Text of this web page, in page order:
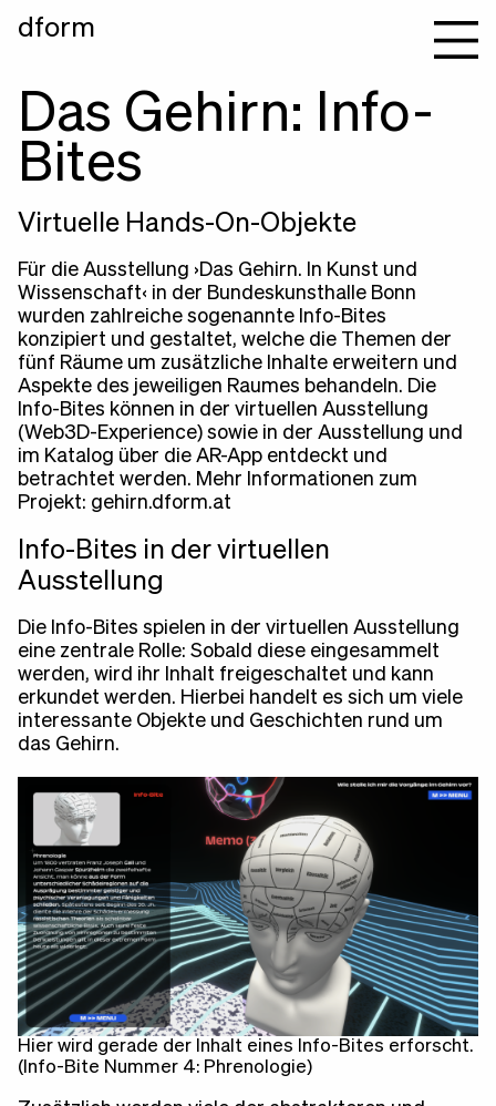
dform
Das Gehirn: Info-
Bites
Virtuelle Hands-On-Objekte
Für die Ausstellung ›Das Gehirn. In Kunst und
Wissenschaft‹ in der Bundeskunsthalle Bonn
wurden zahlreiche sogenannte Info-Bites
konzipiert und gestaltet, welche die Themen der
fünf Räume um zusätzliche Inhalte erweitern und
Aspekte des jeweiligen Raumes behandeln. Die
Info-Bites können in der virtuellen Ausstellung
(Web3D-Experience) sowie in der Ausstellung und
im Katalog über die AR-App entdeckt und
betrachtet werden. Mehr Informationen zum
Projekt: gehirn.dform.at
Info-Bites in der virtuellen
Ausstellung
Die Info-Bites spielen in der virtuellen Ausstellung
eine zentrale Rolle: Sobald diese eingesammelt
werden, wird ihr Inhalt freigeschaltet und kann
erkundet werden. Hierbei handelt es sich um viele
interessante Objekte und Geschichten rund um
das Gehirn.
Hier wird gerade der Inhalt eines Info-Bites erforscht.
(Info-Bite Nummer 4: Phrenologie)